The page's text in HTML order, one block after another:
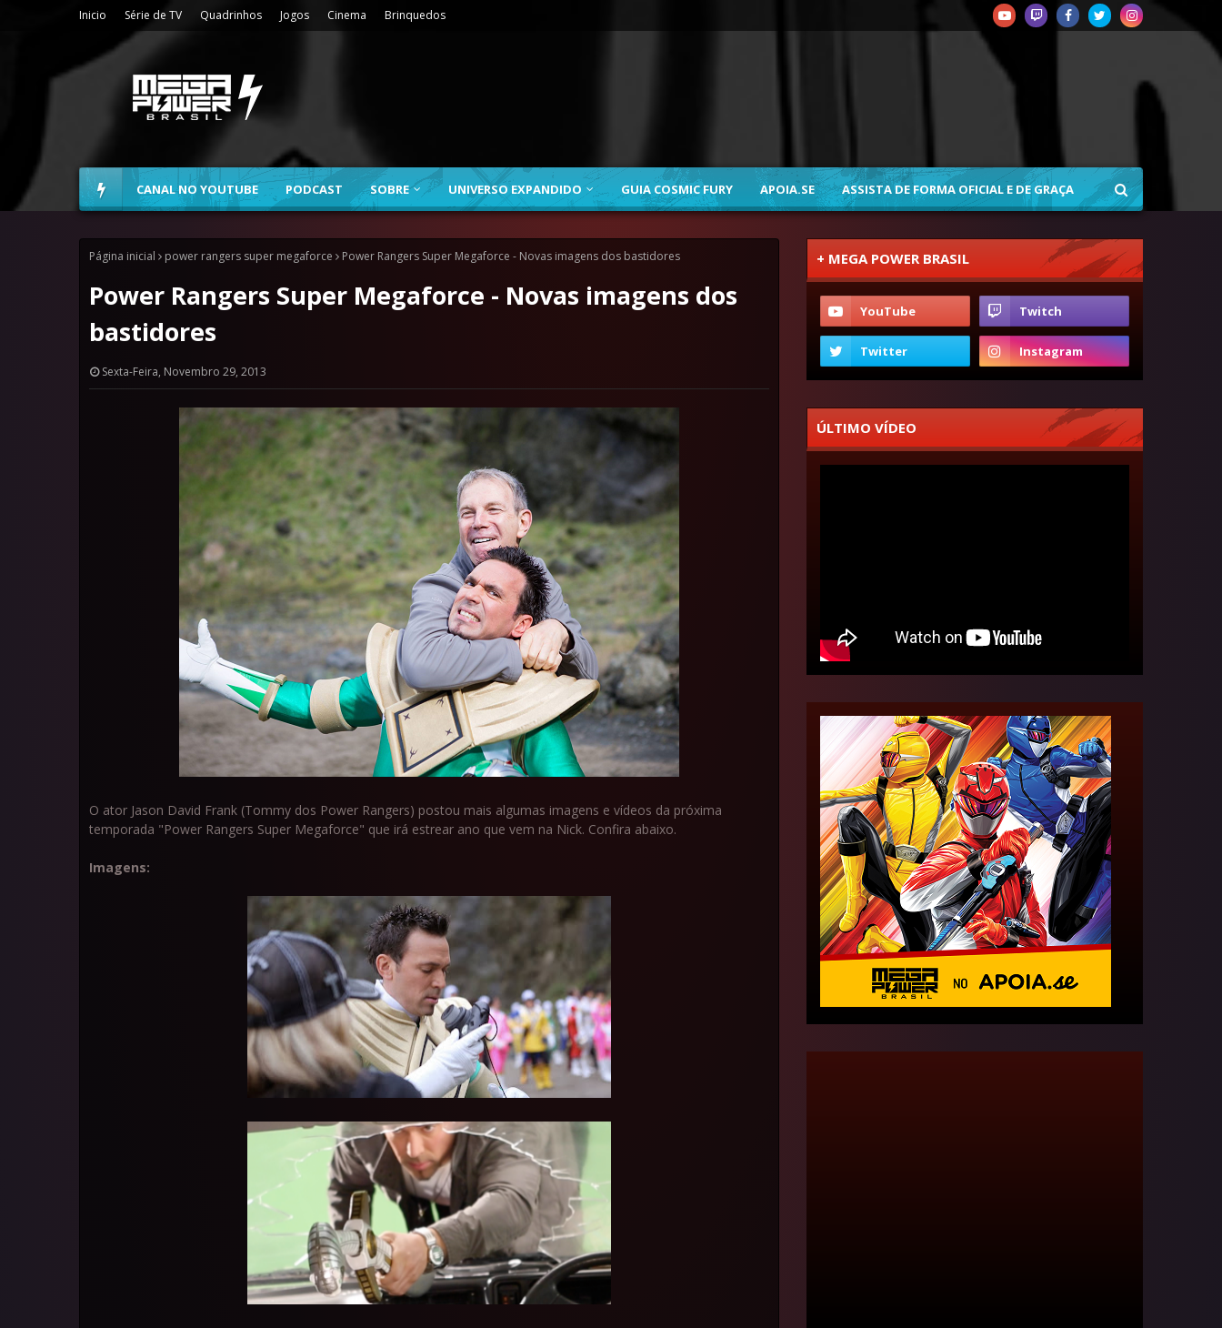
Inicio Série de TV Quadrinhos Jogos Cinema Brinquedos
CANAL NO YOUTUBE PODCAST SOBRE UNIVERSO EXPANDIDO GUIA COSMIC FURY APOIA.SE ASSISTA DE FORMA OFICIAL E DE GRAÇA
Página inicial power rangers super megaforce Power Rangers Super Megaforce - Novas imagens dos bastidores
Power Rangers Super Megaforce - Novas imagens dos
bastidores
Sexta-Feira, Novembro 29, 2013
O ator Jason David Frank (Tommy dos Power Rangers) postou mais algumas imagens e vídeos da próxima
temporada "Power Rangers Super Megaforce" que irá estrear ano que vem na Nick. Confira abaixo.
Imagens:
+ MEGA POWER BRASIL
ÚLTIMO VÍDEO